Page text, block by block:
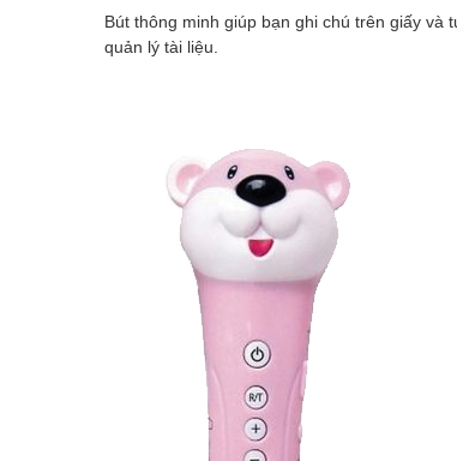
Bút thông minh giúp bạn ghi chú trên giấy
quản lý tài liệu.